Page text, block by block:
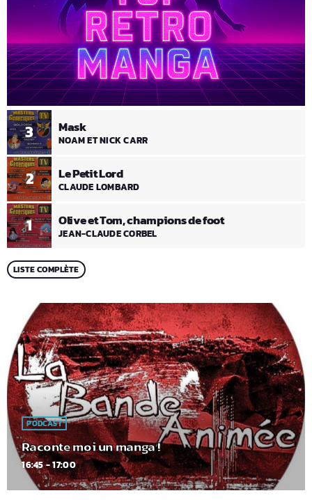
1 Olive et Tom, champions de foot
JEAN-CLAUDE CORBEL
2 Le Petit Lord
CLAUDE LOMBARD
3 Mask
NOAM ET NICK CARR
LISTE COMPLÈTE
PODCAST
Raconte moi un manga !
16:45 - 17:00